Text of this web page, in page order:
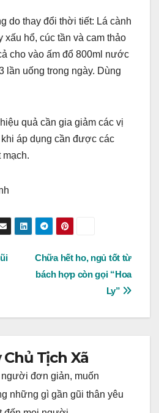
do thay đổi thời tiết: Lá cành
xấu hổ, cúc tần và cam thảo
cho vào ấm đổ 800ml nước
lần uống trong ngày. Dùng
quả cần gia giảm các vị
áp dụng cần được các
mạch.
Chữa hết ho, ngủ tốt từ
bách hợp còn gọi “Hoa
Ly”
Chủ Tịch Xã
người đơn giản, muốn
những gì gần gũi thân yêu